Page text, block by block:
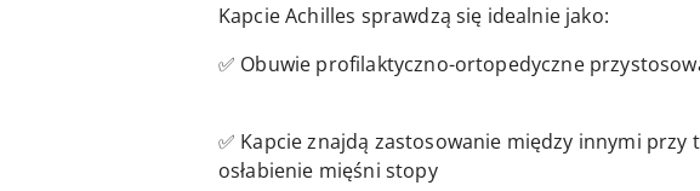
Kapcie Achilles sprawdzą się idealnie jako:
✅ Obuwie profilaktyczno-ortopedyczne
✅ Kapcie znajdą zastosowanie między innymi
osłabienie mięśni stopy